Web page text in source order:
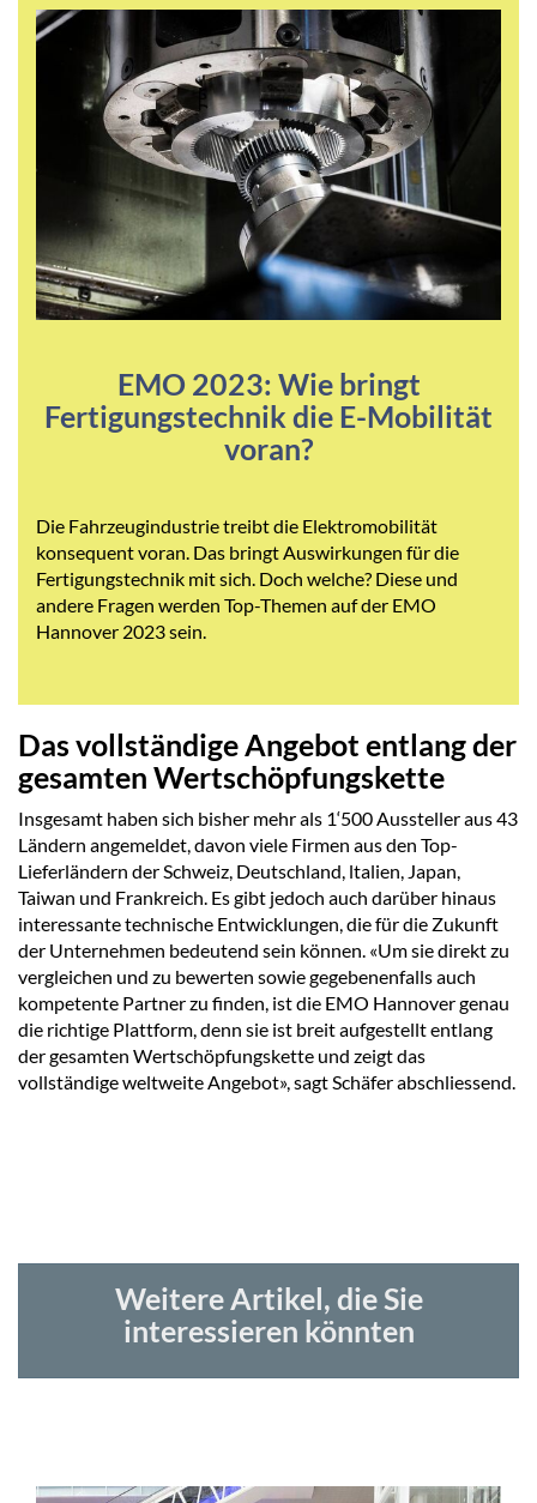
EMO 2023: Wie bringt
Fertigungstechnik die E-Mobilität
voran?
Die Fahrzeugindustrie treibt die Elektromobilität
konsequent voran. Das bringt Auswirkungen für die
Fertigungstechnik mit sich. Doch welche? Diese und
andere Fragen werden Top-Themen auf der EMO
Hannover 2023 sein.
Das vollständige Angebot entlang der
gesamten Wertschöpfungskette
Insgesamt haben sich bisher mehr als 1‘500 Aussteller aus 43
Ländern angemeldet, davon viele Firmen aus den Top-
Lieferländern der Schweiz, Deutschland, ltalien, Japan,
Taiwan und Frankreich. Es gibt jedoch auch darüber hinaus
interessante technische Entwicklungen, die für die Zukunft
der Unternehmen bedeutend sein können. «Um sie direkt zu
vergleichen und zu bewerten sowie gegebenenfalls auch
kompetente Partner zu finden, ist die EMO Hannover genau
die richtige Plattform, denn sie ist breit aufgestellt entlang
der gesamten Wertschöpfungskette und zeigt das
vollständige weltweite Angebot», sagt Schäfer abschliessend.
Weitere Artikel, die Sie
interessieren könnten